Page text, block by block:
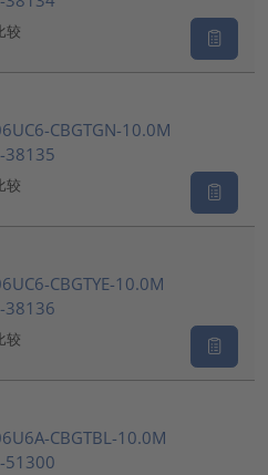
较
CBGTGN-10.0M
38135
较
CBGTYE-10.0M
38136
较
CBGTBL-10.0M
51300